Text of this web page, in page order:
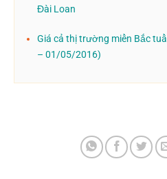
Đài Loan
Giá cả thị trường miền Bắc
– 01/05/2016)